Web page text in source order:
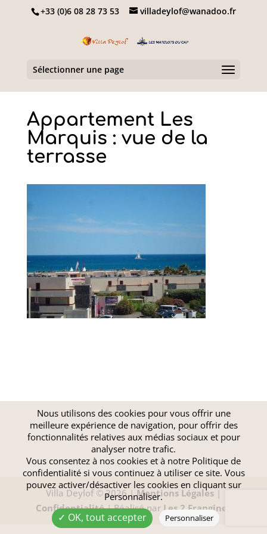
+33 (0)6 08 28 73 53 villadeylof@wanadoo.fr
Sélectionner une page
Appartement Les
Marquis : vue de la
terrasse
Villa Deylof © 2026 |Mentions Légales |
Confidentialité| Réalisé parLes 2 Frangines
Nous utilisons des cookies pour vous offrir une
meilleure expérience de navigation, pour offrir des
fonctionnalités relatives aux médias sociaux et pour
analyser notre trafic.
Vous consentez à nos cookies et à notre Politique de
confidentialitési vous continuez à utiliser ce site. Vous
pouvez activer/désactiver les cookies en cliquant sur
Personnaliser.
✓ OK, tout accepter Personnaliser